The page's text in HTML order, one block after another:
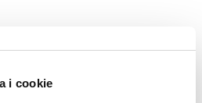
i cookie
di